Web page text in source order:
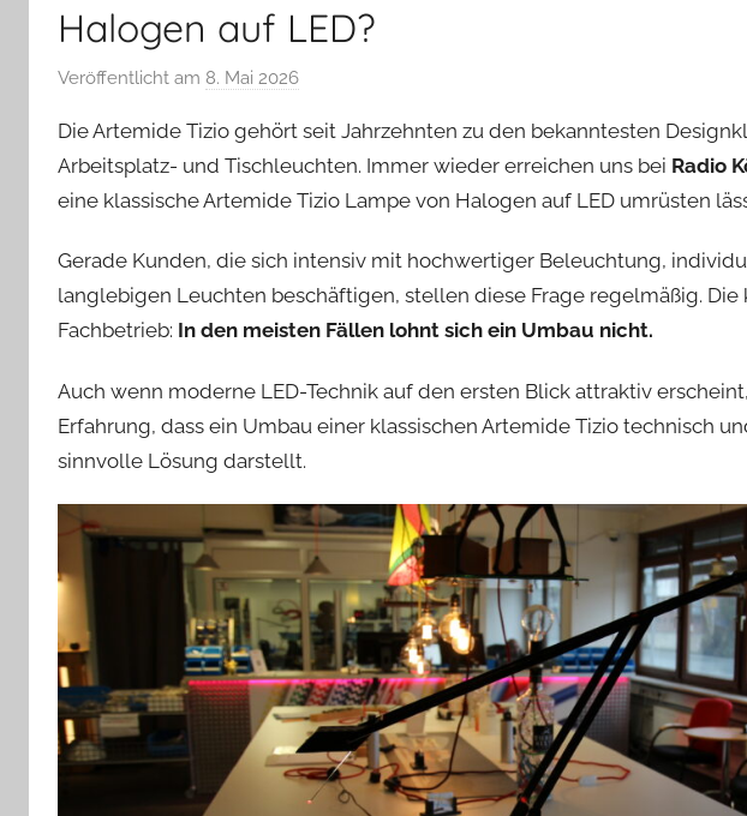
Halogen auf LED?
Veröffentlicht am 8. Mai 2026
n
A
n
r
e
a
Die Artemide Tizio gehört seit Jahrzehnten zu den bekanntesten
Arbeitsplatz- und Tischleuchten. Immer wieder erreichen uns bei Radio
eine klassische Artemide Tizio Lampe von Halogen auf LED umrüsten
Gerade Kunden, die sich intensiv mit hochwertiger Beleuchtung,
langlebigen Leuchten beschäftigen, stellen diese Frage regelmäßig. Die
Fachbetrieb: In den meisten Fällen lohnt sich ein Umbau nicht.
Auch wenn moderne LED-Technik auf den ersten Blick attraktiv
Erfahrung, dass ein Umbau einer klassischen Artemide Tizio technisch
sinnvolle Lösung darstellt.